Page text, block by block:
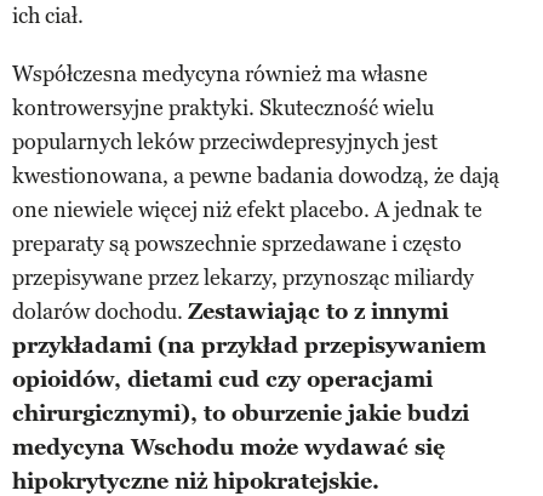
ich ciał.
Współczesna medycyna również ma własne
kontrowersyjne praktyki. Skuteczność wielu
popularnych leków przeciwdepresyjnych jest
kwestionowana, a pewne badania dowodzą, że dają
one niewiele więcej niż efekt placebo. A jednak te
preparaty są powszechnie sprzedawane i często
przepisywane przez lekarzy, przynosząc miliardy
dolarów dochodu. Zestawiając to z innymi
przykładami (na przykład przepisywaniem
opioidów, dietami cud czy operacjami
chirurgicznymi), to oburzenie jakie budzi
medycyna Wschodu może wydawać się
hipokrytyczne niż hipokratejskie.